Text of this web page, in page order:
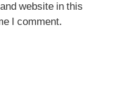
website in this
I comment.